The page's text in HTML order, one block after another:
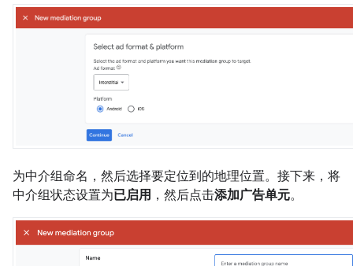
为中介组命名，然后选择要定位到的地理位置。接下来，将
中介组状态设置为已启用 ，然后点击添加广告单元。